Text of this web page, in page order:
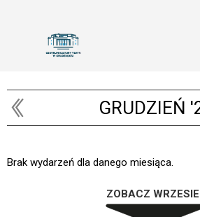
14 53
GRUDZIEŃ
Brak wydarzeń dla danego miesiąca.
ZOBACZ